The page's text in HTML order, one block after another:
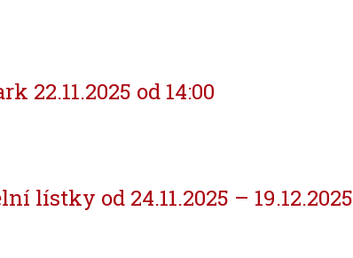
22.11.2025 od 14:00
lístky od 24.11.2025 – 19.12.2025